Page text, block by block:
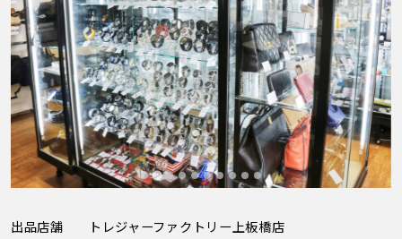
出品店舗
トレジャーファクトリー上板橋店